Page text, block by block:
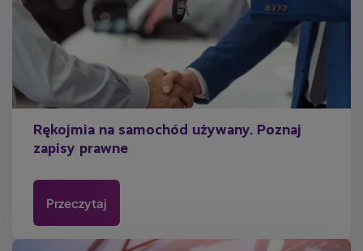
Rękojmia na samochód używany. Poznaj
zapisy prawne
Przeczytaj